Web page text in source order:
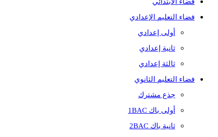
فضاء التعليم الإعدادي
أولى إعدادي
ثانية إعدادي
ثالثة إعدادي
فضاء التعليم الثانوي
جذع مشترك
أولى باك 1BAC
ثانية باك 2BAC